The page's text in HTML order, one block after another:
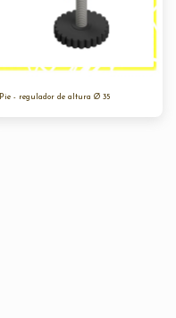
Pie - regulador de altura Ø 35